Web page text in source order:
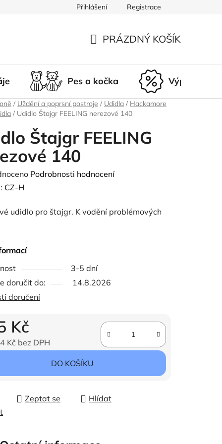
Doprava a platba Nepřevzetí zásilky
Přihlášení Registrace
KOŠÍK
PRÁZDNÝ KOŠÍK
Pes a kočka Výprodej
/ Uždění a poprsní postroje / Udidla / Hackamore
/ Udidlo Štajgr FEELING nerezové 140
Štajgr FEELING
140
Podrobnosti hodnocení
CZ-H
udidlo pro štajgr. K vodění problémových
3-5 dní
doručit do:
14.8.2026
doručení
Kč
Kč bez DPH
DO KOŠÍKU
Zeptat se
Hlídat